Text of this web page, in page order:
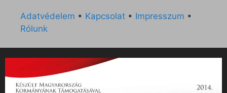
Adatvédelem • Kapcsolat • Impresszum •
Rólunk